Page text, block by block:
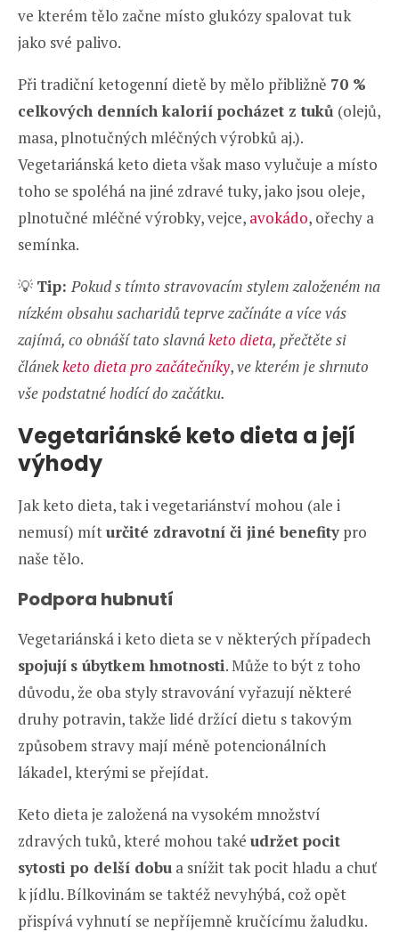
ve kterém tělo začne místo glukózy spalovat tuk
jako své palivo.
Při tradiční ketogenní dietě by mělo přibližně 70 %
celkových denních kalorií pocházet z tuků (olejů,
masa, plnotučných mléčných výrobků aj.).
Vegetariánská keto dieta však maso vylučuje a místo
toho se spoléhá na jiné zdravé tuky, jako jsou oleje,
plnotučné mléčné výrobky, vejce, avokádo, ořechy a
semínka.
💡 Tip:Pokud s tímto stravovacím stylem založeném na
nízkém obsahu sacharidů teprve začínáte a více vás
zajímá, co obnáší tato slavnáketo dieta, přečtěte si
článekketo dieta pro začátečníky,ve kterém je shrnuto
vše podstatné hodící do začátku.
Vegetariánské keto dieta a její
výhody
Jak keto dieta, tak i vegetariánství mohou (ale i
nemusí) míturčité zdravotní či jiné benefitypro
naše tělo.
Podpora hubnutí
Vegetariánská i keto dieta se v některých případech
spojují s úbytkem hmotnosti. Může to být z toho
důvodu, že oba styly stravování vyřazují některé
druhy potravin, takže lidé držící dietu s takovým
způsobem stravy mají méně potencionálních
lákadel, kterými se přejídat.
Keto dieta je založená na vysokém množství
zdravých tuků, které mohou také udržet pocit
sytosti po delší dobu a snížit tak pocit hladu a chuť
k jídlu. Bílkovinám se taktéž nevyhýbá, což opět
přispívá vyhnutí se nepříjemně kručícímu žaludku.